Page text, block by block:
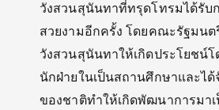
วังสวนสุนันทาที่ทรุดโทรมได้รับ
สวยงามอีกครั้ง โดยคณะรัฐมน
วังสวนสุนันทาให้เกิดประโยชน์
นักฝ่ายในเป็นสถานศึกษาและไ
ของชาติทำให้เกิดพัฒนาการมา